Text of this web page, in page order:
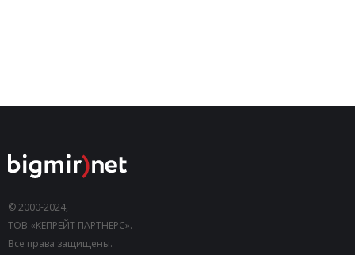
© 2000-2024,
ТОВ «КЕПРЕЙТ ПАРТНЕРС».
Все права защищены.